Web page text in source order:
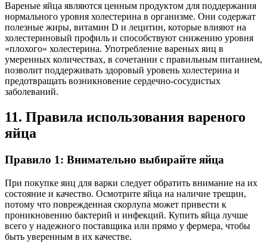
Вареные яйца являются ценным продуктом для поддержания
нормального уровня холестерина в организме. Они содержат
полезные жиры, витамин D и лецитин, которые влияют на
холестериновый профиль и способствуют снижению уровня
«плохого» холестерина. Употребление вареных яиц в
умеренных количествах, в сочетании с правильным питанием,
позволит поддерживать здоровый уровень холестерина и
предотвращать возникновение сердечно-сосудистых
заболеваний.
11. Правила использования вареного
яйца
Правило 1: Внимательно выбирайте яйца
При покупке яиц для варки следует обратить внимание на их
состояние и качество. Осмотрите яйца на наличие трещин,
потому что поврежденная скорлупа может привести к
проникновению бактерий и инфекций. Купить яйца лучше
всего у надежного поставщика или прямо у фермера, чтобы
быть уверенным в их качестве.